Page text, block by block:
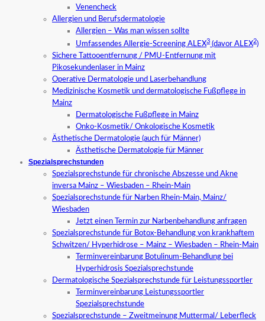
Venencheck
Allergien und Berufsdermatologie
Allergien – Was man wissen sollte
Umfassendes Allergie-Screening ALEX3 (davor ALEX2)
Sichere Tattooentfernung / PMU-Entfernung mit
Pikosekundenlaser in Mainz
Operative Dermatologie und Laserbehandlung
Medizinische Kosmetik und dermatologische Fußpflege in
Mainz
Dermatologische Fußpflege in Mainz
Onko-Kosmetik/ Onkologische Kosmetik
Ästhetische Dermatologie (auch für Männer)
Ästhetische Dermatologie für Männer
Spezialsprechstunden
Spezialsprechstunde für chronische Abszesse und Akne
inversa Mainz – Wiesbaden – Rhein-Main
Spezialsprechstunde für Narben Rhein-Main, Mainz/
Wiesbaden
Jetzt einen Termin zur Narbenbehandlung anfragen
Spezialsprechstunde für Botox-Behandlung von krankhaftem
Schwitzen/ Hyperhidrose – Mainz – Wiesbaden – Rhein-Main
Terminvereinbarung Botulinum-Behandlung bei
Hyperhidrosis Spezialsprechstunde
Dermatologische Spezialsprechstunde für Leistungssportler
Terminvereinbarung Leistungssportler
Spezialsprechstunde
Spezialsprechstunde – Zweitmeinung Muttermal/ Leberfleck